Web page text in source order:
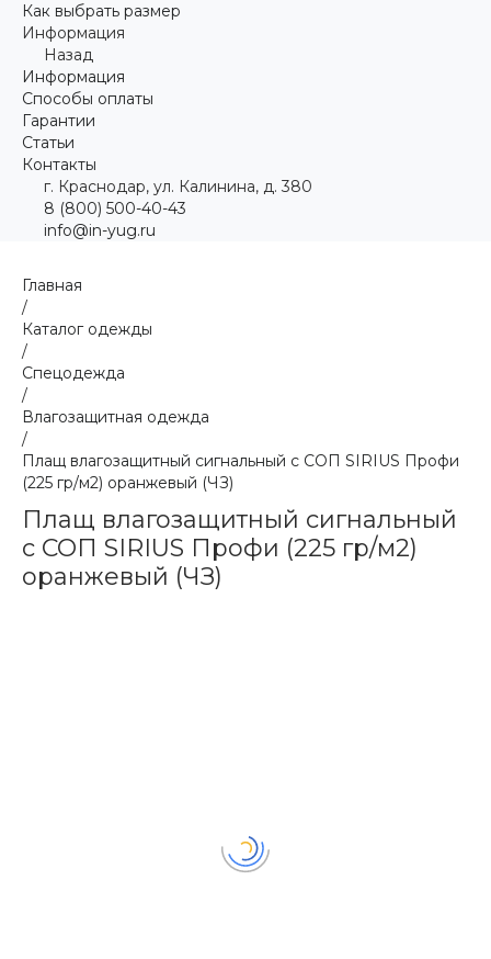
Как выбрать размер
Информация
Назад
Информация
Способы оплаты
Гарантии
Статьи
Контакты
г. Краснодар, ул. Калинина, д. 380
8 (800) 500-40-43
info@in-yug.ru
Главная
/
Каталог одежды
/
Спецодежда
/
Влагозащитная одежда
/
Плащ влагозащитный сигнальный с СОП SIRIUS Профи
(225 гр/м2) оранжевый (ЧЗ)
Плащ влагозащитный сигнальный
с СОП SIRIUS Профи (225 гр/м2)
оранжевый (ЧЗ)